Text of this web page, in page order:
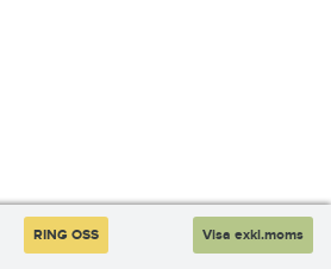
RING OSS Visa exkl.moms